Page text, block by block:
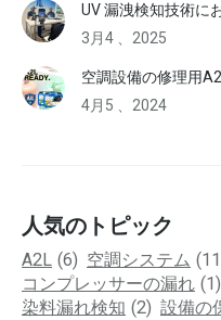
UV 漏洩検知技術に
3月4 、2025
空調設備の修理用
4月5 、2024
人気のトピック
A2L (6) 空調システム
コンプレッサーの漏れ (1)
染料漏れ検知 (2) 設備の